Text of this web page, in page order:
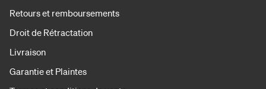
Retours et remboursements
Droit de Rétractation
Livraison
Garantie et Plaintes